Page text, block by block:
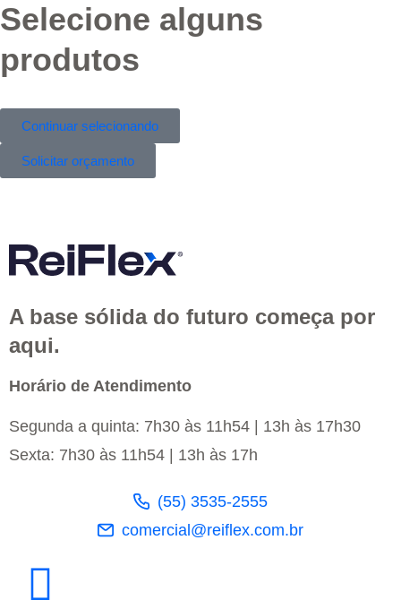
Selecione alguns
produtos
Continuar selecionando
Solicitar orçamento
A base sólida do futuro começa por
aqui.
Horário de Atendimento
Segunda a quinta: 7h30 às 11h54 | 13h às 17h30
Sexta: 7h30 às 11h54 | 13h às 17h
(55) 3535-2555
comercial@reiflex.com.br